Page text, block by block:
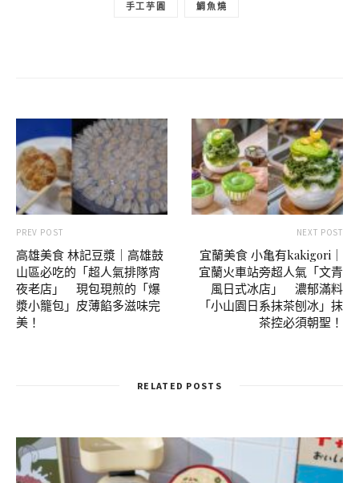
手工芋圓 鯛魚燒
PREV POST
高雄美食 林記豆漿｜高雄鼓
山區必吃的「超人氣排隊宵
夜老店」 現包現煎的「爆
漿小籠包」皮薄餡多滋味完
美！
NEXT POST
宜蘭美食 小亀有kakigori｜
宜蘭火車站旁超人氣「文青
風日式冰店」 濃郁滿料
「小山園日系抹茶刨冰」抹
茶控必須朝聖！
RELATED POSTS